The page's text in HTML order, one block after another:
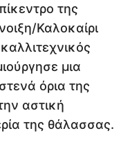
της
Καλοκαίρι
μια
όρια της
αστική
της θάλασσας.